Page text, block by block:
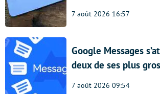
7 août 2026 16:57
Google Messages
deux de ses plus
7 août 2026 09:54